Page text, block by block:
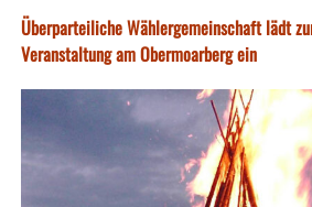
Überparteiliche Wählergemeinschaft lädt
Veranstaltung am Obermoarberg ein